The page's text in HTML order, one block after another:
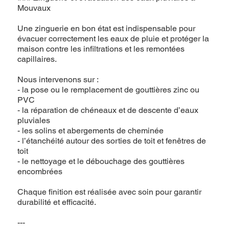
Mouvaux
Une zinguerie en bon état est indispensable pour
évacuer correctement les eaux de pluie et protéger la
maison contre les infiltrations et les remontées
capillaires.
Nous intervenons sur :
- la pose ou le remplacement de gouttières zinc ou
PVC
- la réparation de chéneaux et de descente d’eaux
pluviales
- les solins et abergements de cheminée
- l’étanchéité autour des sorties de toit et fenêtres de
toit
- le nettoyage et le débouchage des gouttières
encombrées
Chaque finition est réalisée avec soin pour garantir
durabilité et efficacité.
---